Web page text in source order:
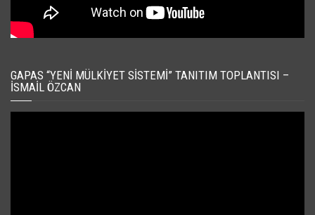
GAPAS “YENI MÜLKIYET SISTEMI” TANITIM TOPLANTISI –
İSMAIL ÖZCAN